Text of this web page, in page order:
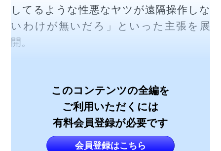
してるような性悪なヤツが遠隔操作しな
いわけが無いだろ」といった主張を展
開。
このコンテンツの全編を
ご利用いただくには
有料会員登録が必要です
会員登録はこちら